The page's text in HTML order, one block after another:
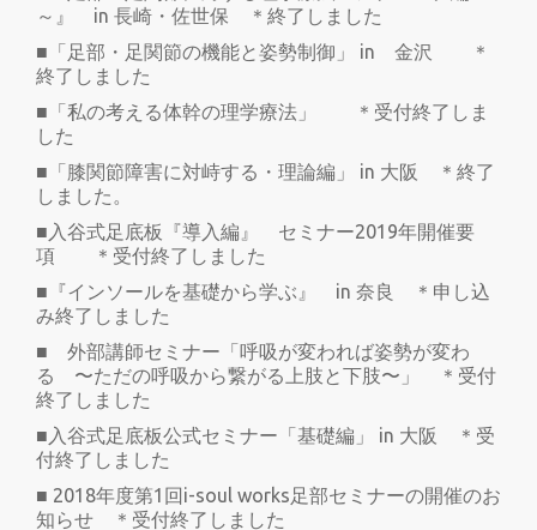
～』 in 長崎・佐世保 ＊終了しました
■「足部・足関節の機能と姿勢制御」 in 金沢 ＊
終了しました
■「私の考える体幹の理学療法」 ＊受付終了しま
した
■「膝関節障害に対峙する・理論編」 in 大阪 ＊終了
しました。
■入谷式足底板『導入編』 セミナー2019年開催要
項 ＊受付終了しました
■『インソールを基礎から学ぶ』 in 奈良 ＊申し込
み終了しました
■ 外部講師セミナー「呼吸が変われば姿勢が変わ
る 〜ただの呼吸から繋がる上肢と下肢〜」 ＊受付
終了しました
■入谷式足底板公式セミナー「基礎編」 in 大阪 ＊受
付終了しました
■ 2018年度第1回i-soul works足部セミナーの開催のお
知らせ ＊受付終了しました